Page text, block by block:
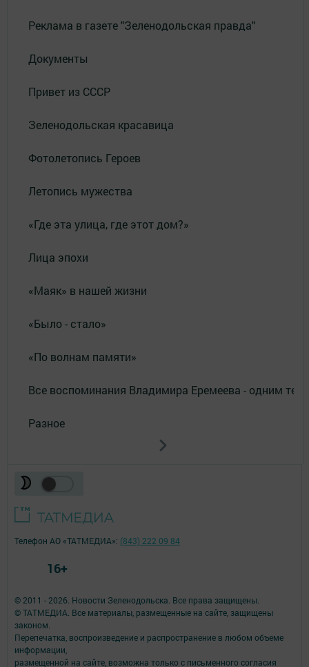
Реклама в газете "Зеленодольская правда"
Документы
Привет из СССР
Зеленодольская красавица
Фотолетопись Героев
Летопись мужества
«Где эта улица, где этот дом?»
Лица эпохи
«Маяк» в нашей жизни
«Было - стало»
«По волнам памяти»
Все воспоминания Владимира Еремеева - одним
Разное
© 2011 - 2026. Новости Зеленодольска. Все права защищены.
© ТАТМЕДИА. Все материалы, размещенные на сайте, защищены
законом.
Перепечатка, воспроизведение и распространение в любом объеме
информации,
размещенной на сайте, возможна только с письменного согласия
Телефон АО «ТАТМЕДИА»: (843) 222 09 84
16+